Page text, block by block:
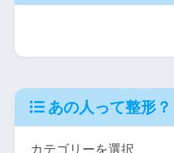
あの人って整形？